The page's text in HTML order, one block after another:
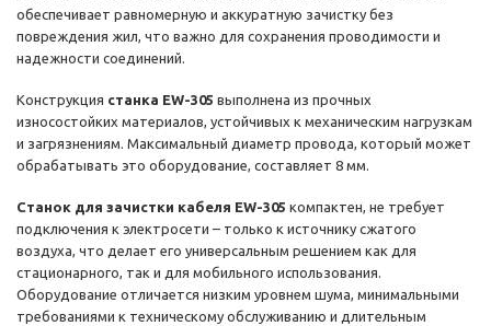
обеспечивает равномерную и аккуратную зачистку без
повреждения жил, что важно для сохранения проводимости и
надежности соединений.
Конструкция станка EW-305 выполнена из прочных
износостойких материалов, устойчивых к механическим нагрузкам
и загрязнениям. Максимальный диаметр провода, который может
обрабатывать это оборудование, составляет 8 мм.
Станок для зачистки кабеля EW-305 компактен, не требует
подключения к электросети – только к источнику сжатого
воздуха, что делает его универсальным решением как для
стационарного, так и для мобильного использования.
Оборудование отличается низким уровнем шума, минимальными
требованиями к техническому обслуживанию и длительным